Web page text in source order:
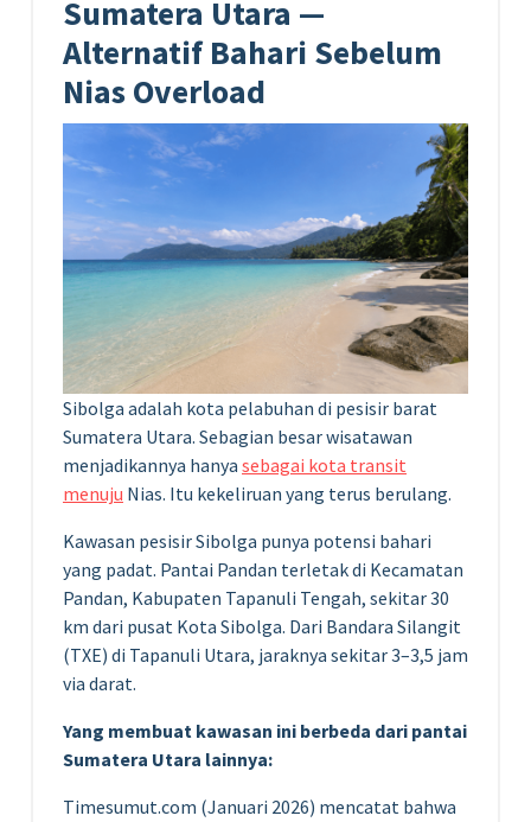
Sumatera Utara —
Alternatif Bahari Sebelum
Nias Overload
Sibolga adalah kota pelabuhan di pesisir barat
Sumatera Utara. Sebagian besar wisatawan
menjadikannya hanya sebagai kota transit
menuju Nias. Itu kekeliruan yang terus berulang.
Kawasan pesisir Sibolga punya potensi bahari
yang padat. Pantai Pandan terletak di Kecamatan
Pandan, Kabupaten Tapanuli Tengah, sekitar 30
km dari pusat Kota Sibolga. Dari Bandara Silangit
(TXE) di Tapanuli Utara, jaraknya sekitar 3–3,5 jam
via darat.
Yang membuat kawasan ini berbeda dari pantai
Sumatera Utara lainnya:
Timesumut.com (Januari 2026) mencatat bahwa